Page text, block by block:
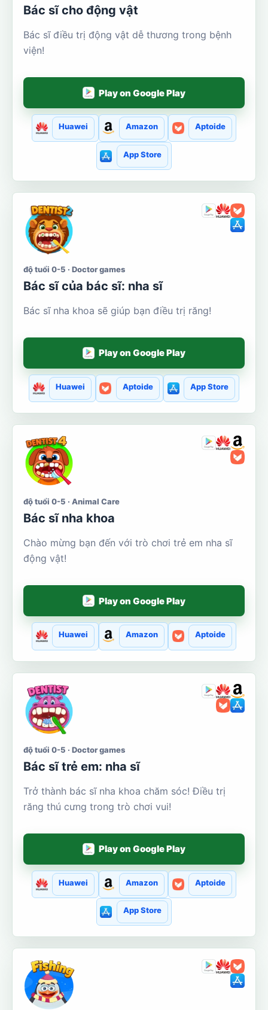
Bác sĩ cho động vật
Bác sĩ điều trị động vật dễ thương trong bệnh
viện!
Play on Google Play
Huawei Amazon Aptoide
App Store
độ tuổi 0-5 · Doctor games
Bác sĩ của bác sĩ: nha sĩ
Bác sĩ nha khoa sẽ giúp bạn điều trị răng!
Play on Google Play
Huawei Aptoide App Store
độ tuổi 0-5 · Animal Care
Bác sĩ nha khoa
Chào mừng bạn đến với trò chơi trẻ em nha sĩ
động vật!
Play on Google Play
Huawei Amazon Aptoide
độ tuổi 0-5 · Doctor games
Bác sĩ trẻ em: nha sĩ
Trở thành bác sĩ nha khoa chăm sóc! Điều trị
răng thú cưng trong trò chơi vui!
Play on Google Play
Huawei Amazon Aptoide
App Store